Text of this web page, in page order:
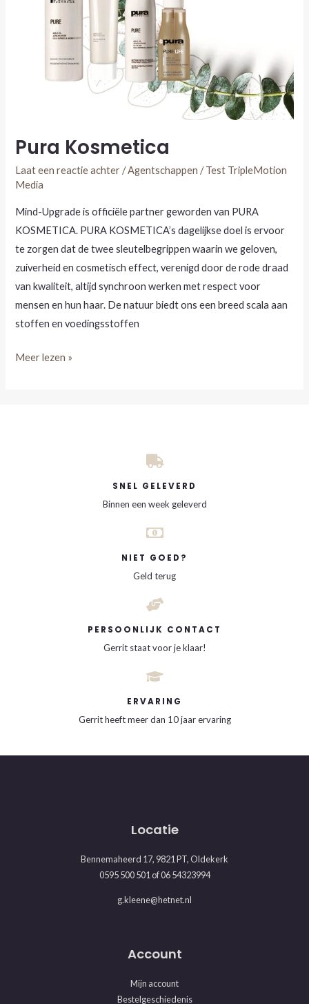
Pura Kosmetica
Laat een reactie achter /Agentschappen /Test TripleMotion
Media
Mind-Upgrade is officiële partner geworden van PURA
KOSMETICA. PURA KOSMETICA’s dagelijkse doel is ervoor
te zorgen dat de twee sleutelbegrippen waarin we geloven,
zuiverheid en cosmetisch effect, verenigd door de rode draad
van kwaliteit, altijd synchroon werken met respect voor
mensen en hun haar. De natuur biedt ons een breed scala aan
stoffen en voedingsstoffen
Meer lezen »
SNEL GELEVERD
Binnen een week geleverd
NIET GOED?
Geld terug
PERSOONLIJK CONTACT
Gerrit staat voor je klaar!
ERVARING
Gerrit heeft meer dan 10 jaar ervaring
Locatie
Bennemaheerd 17, 9821 PT, Oldekerk
0595 500 501of06 54323994
g.kleene@hetnet.nl
Account
Mijn account
Bestelgeschiedenis